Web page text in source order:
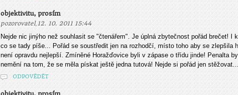
objektivitu, prosím
pozorovatel, 12. 10. 2011 15:44
Nejde nic jinýho než souhlasit se "čtenářem". Je úplná zbytečnost pořád brečet! I
co se tady píše... Pořád se soustředit jen na rozhodčí, místo toho aby se zlepšila
není opravdu nejlepší. Zmíněné Horažďovice byli v zápase o třídu jinde! Penalta
nemění na tom, že se měla pískat ještě jedna tutová! Nejde si pořád jen stěžovat...
ODPOVĚDĚT